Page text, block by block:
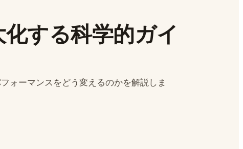
する科学的ガイ
ォーマンスをどう変えるのかを解説しま